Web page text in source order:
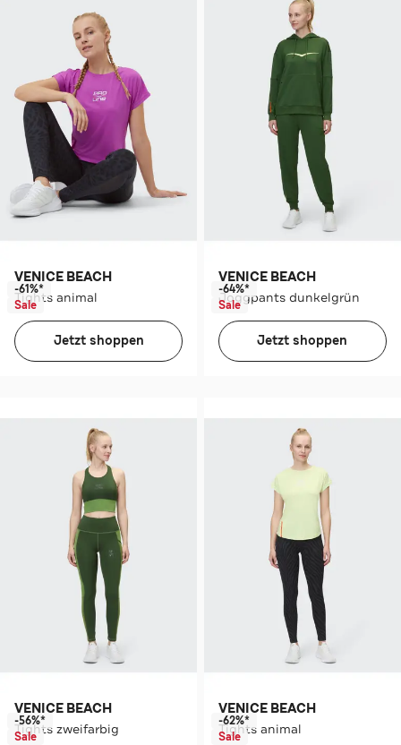
VENICE BEACH
Tights animal
-61%*
Sale
Jetzt shoppen
VENICE BEACH
Joggpants dunkelgrün
-64%*
Sale
Jetzt shoppen
VENICE BEACH
Tights zweifarbig
-56%*
Sale
VENICE BEACH
Tights animal
-62%*
Sale